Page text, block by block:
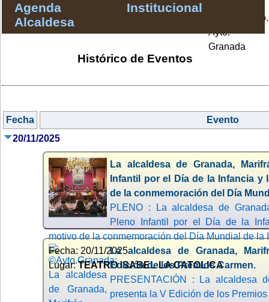
Agenda Institucional
Alcaldesa
Histórico de Eventos
Fecha
Evento
20/11/2025
La alcaldesa de Granada,
Infantil por el Día de la Infancia
de la conmemoración del Día
PLENO : La alcaldesa de
Pleno Infantil por el Día de la
motivo de la conmemoración del Día Mundial de la
Fecha: 20/11/2025
Lugar:TEATRO ISABEL LA CATOLICA
La alcaldesa de Granada,
Edición de los Premios Carmen.
PRESENTACIÓN : La alcaldesa
presenta la V Edición de los